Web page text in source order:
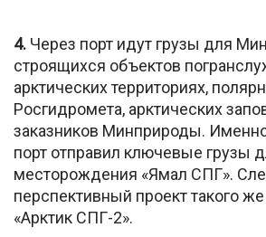
4. Через порт идут грузы для
строящихся объектов
арктических территориях,
Росгидромета, арктических
заказников Минприроды.
порт отправил ключевые грузы
месторождения «Ямал СПГ».
перспективный проект такого
«Арктик СПГ-2».